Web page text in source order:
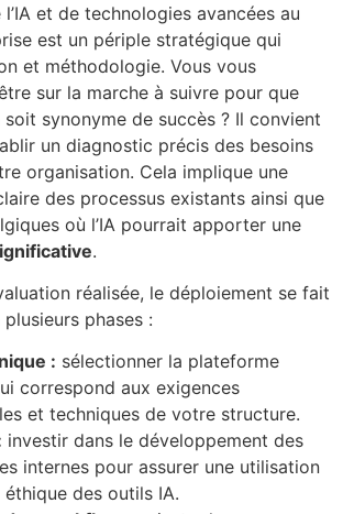
l’IA et de technologies avancées au
est un périple stratégique qui
et méthodologie. Vous vous
sur la marche à suivre pour que
synonyme de succès ? Il convient
un diagnostic précis des besoins
organisation. Cela implique une
des processus existants ainsi que
où l’IA pourrait apporter une
.
réalisée, le déploiement se fait
phases :
: sélectionner la plateforme
correspond aux exigences
et techniques de votre structure.
investir dans le développement des
internes pour assurer une utilisation
des outils IA.